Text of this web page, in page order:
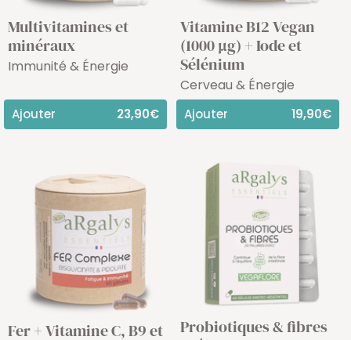
Multivitamines et
minéraux
Immunité & Énergie
Ajouter 23,90€
Vitamine B12 Vegan
(1000 µg) + Iode et
Sélénium
Cerveau & Énergie
Ajouter 19,90€
Fer + Vitamine C, B9 et
Probiotiques & fibres